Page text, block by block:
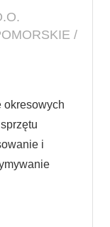
/
okresowych
i